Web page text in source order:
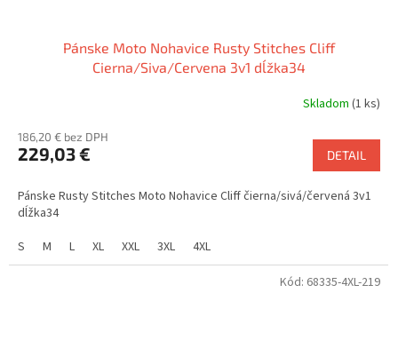
Pánske Moto Nohavice Rusty Stitches Cliff
Cierna/Siva/Cervena 3v1 dĺžka34
Skladom (1 ks)
186,20 € bez DPH
229,03 € DETAIL
Pánske Rusty Stitches Moto Nohavice Cliff čierna/sivá/červená 3v1
dĺžka34
S
M L XL XXL 3XL 4XL
Kód: 68335-4XL-219